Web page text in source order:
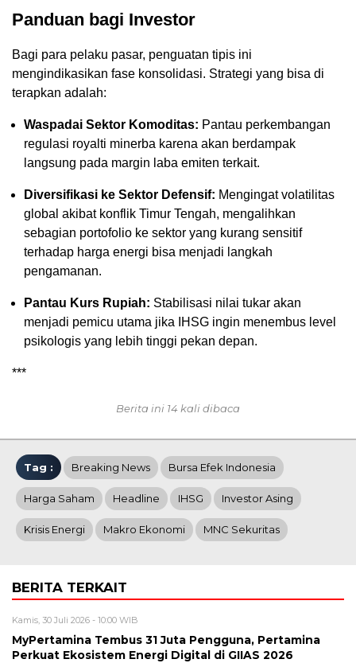
Panduan bagi Investor
Bagi para pelaku pasar, penguatan tipis ini
mengindikasikan fase konsolidasi. Strategi yang bisa di
terapkan adalah:
Waspadai Sektor Komoditas: Pantau perkembangan
regulasi royalti minerba karena akan berdampak
langsung pada margin laba emiten terkait.
Diversifikasi ke Sektor Defensif: Mengingat volatilitas
global akibat konflik Timur Tengah, mengalihkan
sebagian portofolio ke sektor yang kurang sensitif
terhadap harga energi bisa menjadi langkah
pengamanan.
Pantau Kurs Rupiah: Stabilisasi nilai tukar akan
menjadi pemicu utama jika IHSG ingin menembus level
psikologis yang lebih tinggi pekan depan.
***
Berita ini 14 kali dibaca
Tag : Breaking News Bursa Efek Indonesia
Harga Saham Headline IHSG Investor Asing
Krisis Energi Makro Ekonomi MNC Sekuritas
BERITA TERKAIT
Kamis, 30 Juli 2026 - 10:00 WIB
MyPertamina Tembus 31 Juta Pengguna, Pertamina
Perkuat Ekosistem Energi Digital di GIIAS 2026